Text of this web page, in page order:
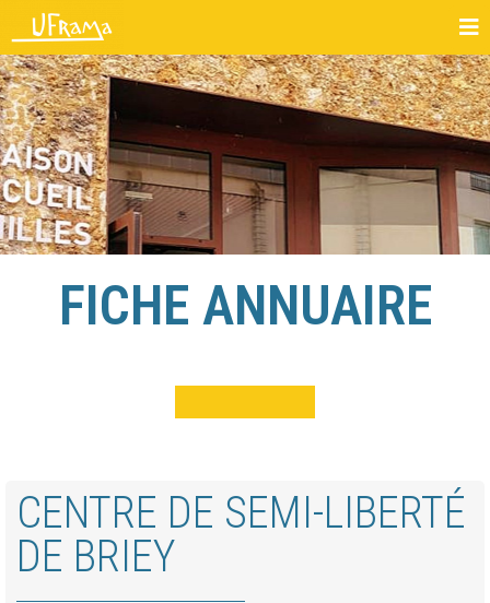
FICHE ANNUAIRE
CENTRE DE SEMI-LIBERTÉ
DE BRIEY